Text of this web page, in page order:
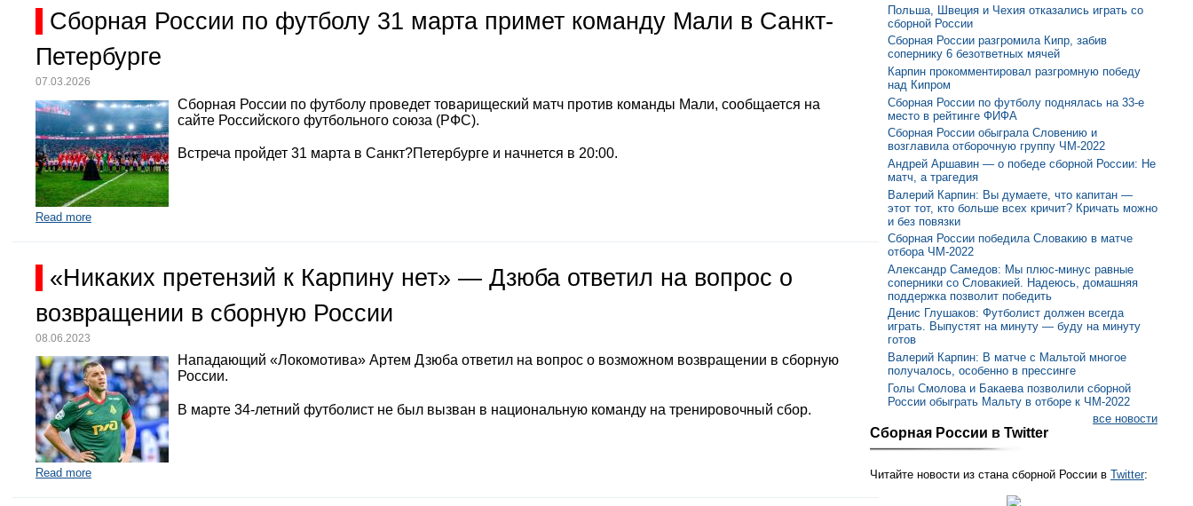
Сборная России по футболу 31 марта примет команду Мали в Санкт-
Петербурге
07.03.2026
Сборная России по футболу проведет товарищеский матч против команды Мали, сообщается на
сайте Российского футбольного союза (РФС).
Встреча пройдет 31 марта в Санкт?Петербурге и начнется в 20:00.
Read more
«Никаких претензий к Карпину нет» — Дзюба ответил на вопрос о
возвращении в сборную России
08.06.2023
Нападающий «Локомотива» Артем Дзюба ответил на вопрос о возможном возвращении в сборную
России.
В марте 34-летний футболист не был вызван в национальную команду на тренировочный сбор.
Read more
Польша, Швеция и Чехия отказались играть со
сборной России
Сборная России разгромила Кипр, забив
сопернику 6 безответных мячей
Карпин прокомментировал разгромную победу
над Кипром
Сборная России по футболу поднялась на 33-е
место в рейтинге ФИФА
Сборная России обыграла Словению и
возглавила отборочную группу ЧМ-2022
Андрей Аршавин — о победе сборной России: Не
матч, а трагедия
Валерий Карпин: Вы думаете, что капитан —
этот тот, кто больше всех кричит? Кричать можно
и без повязки
Сборная России победила Словакию в матче
отбора ЧМ-2022
Александр Самедов: Мы плюс-минус равные
соперники со Словакией. Надеюсь, домашняя
поддержка позволит победить
Денис Глушаков: Футболист должен всегда
играть. Выпустят на минуту — буду на минуту
готов
Валерий Карпин: В матче с Мальтой многое
получалось, особенно в прессинге
Голы Смолова и Бакаева позволили сборной
России обыграть Мальту в отборе к ЧМ-2022
все новости
Сборная России в Twitter
Читайте новости из стана сборной России в Twitter: